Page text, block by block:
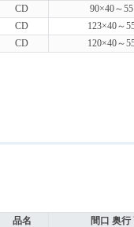
CD 90×40～
CD 123×40～
CD 120×40～
品名 間口 奥行